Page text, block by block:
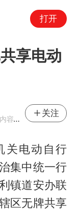
打开
享电动
作者
关注
关电动自行
集中统一行
镇道安办联
区无牌共享